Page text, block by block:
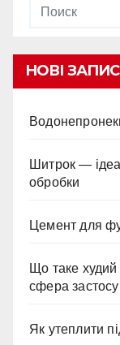
НОВІ
Шитрок —
обробки
Цемент для
Що таке худий
сфера
Як утеплити